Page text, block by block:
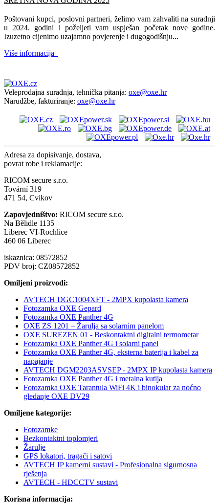
Poštovani kupci, poslovni partneri, želimo vam zahvaliti na suradnji
u 2024. godini i poželjeti vam uspješan početak nove godine.
Izuzetno cijenimo uzajamno povjerenje i dugogodišnju...
Više informacija
Veleprodajna suradnja, tehnička pitanja: oxe@oxe.hr
Narudžbe, fakturiranje: oxe@oxe.hr
Adresa za dopisivanje, dostava,
povrat robe i reklamacije:
RICOM secure s.r.o.
Tovární 319
471 54, Cvikov
Zapovjedništvo: RICOM secure s.r.o.
Na Bělidle 1135
Liberec VI-Rochlice
460 06 Liberec
iskaznica: 08572852
PDV broj: CZ08572852
Omiljeni proizvodi:
AVTECH DGC1004XFT - 2MPX kupolasta kamera
Fotozamka OXE Gepard
Fotozamka OXE Panther 4G
OXE ZS 1201 – Žarulja sa solarnim panelom
OXE SUREZEN 01 - Beskontaktni digitalni termometar
Fotozamka OXE Panther 4G i solarni panel
Fotozamka OXE Panther 4G, eksterna baterija i kabel za
napajanje
AVTECH DGM2203ASVSEP - 2MPX IP kupolasta kamera
Fotozamka OXE Panther 4G i metalna kutija
Fotozamka OXE Tarantula WiFi 4K i binokular za noćno
gledanje OXE DV29
Omiljene kategorije:
Fotozamke
Bezkontaktni toplomjeri
Žarulje
GPS lokatori, tragači i satovi
AVTECH IP kamerni sustavi - Profesionalna sigurnosna
rješenja
AVTECH - HDCCTV sustavi
Korisna informacija: